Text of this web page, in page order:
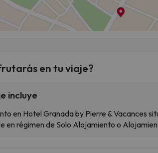
en tu viaje?
incluye
en Hotel Granada by Pierre & Vacances
en régimen de Solo Alojamiento o